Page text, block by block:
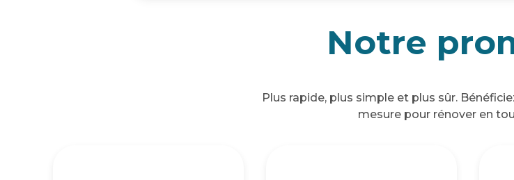
Notre
Plus rapide, plus simple et plus sûr.
mesure pour rénover en